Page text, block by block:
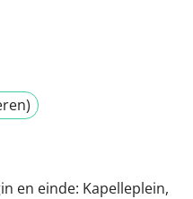
en einde: Kapelleplein,